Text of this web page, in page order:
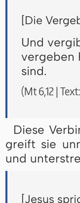
[Die
Und
vergeben
sind.
(Mt 6,12 |
Diese
greift sie
und
[Jesus